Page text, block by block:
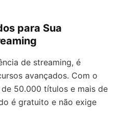
para Sua
de streaming, é
avançados. Com o
50.000 títulos e mais de
é gratuito e não exige